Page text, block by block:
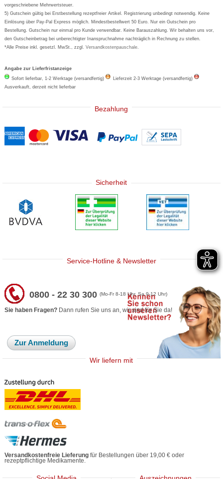
Eucerin
Basica
vorgeschriebene Mehrwertsteuer.
5) Gutschein gültig bei Erstbestellung rezeptfreier Artikel. Registrierung unbedingt notwendig. Keine
Einlösung über Pay-Pal Express möglich. Mindestbestellwert 50 Euro. Nur ein Gutschein pro
Bestellung. Gutschein nur einmal pro Kunde verwendbar. Keine Barauszahlung. Wir behalten uns vor,
den Gutscheinbetrag bei unberechtigter Inanspruchnahme nachträglich in Rechnung zu stellen.
*Alle Preise inkl. gesetzl. MwSt., zzgl.Versandkostenpauschale.
Angabe zur Lieferfristanzeige
Sofort lieferbar, 1-2 Werktage (versandfertig)
Lieferzeit 2-3 Werktage (versandfertig)
Ausverkauft, derzeit nicht lieferbar
Bezahlung
Sicherheit
Service-Hotline & Newsletter
0800 - 22 30 300(Mo-Fr 8-18 Uhr, Sa 9-12 Uhr)
Sie haben Fragen? Dann rufen Sie uns an, wir sind für Sie da!
Zur Anmeldung
Wir liefern mit
Versandkostenfreie Lieferung für Bestellungen über 19,00 € oder
rezeptpflichtige Medikamente.